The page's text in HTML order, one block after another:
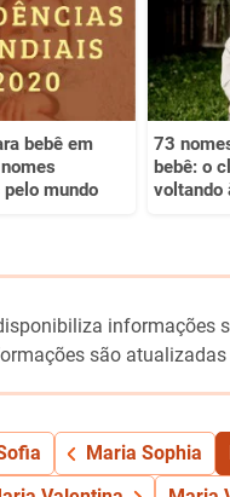
bebê em
mundo
73
bebê: o
voltando
informações
são
Maria Sophia